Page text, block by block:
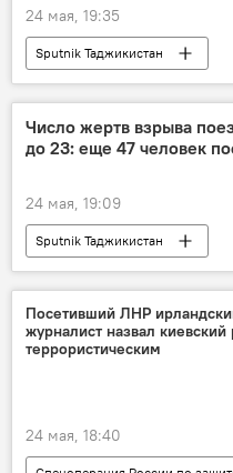
24 мая, 19:35
Sputnik Таджикистан
Число жертв взрыва
до 23: еще 47 человек
24 мая, 19:09
Sputnik Таджикистан
Посетивший ЛНР
журналист назвал
террористическим
24 мая, 18:40